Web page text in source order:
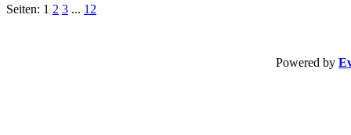
Seiten: 1 2 3 ... 12
Powered by